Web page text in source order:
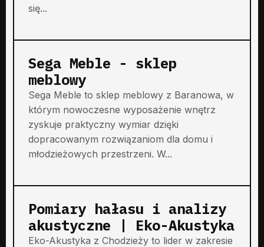
się...
Sega Meble - sklep
meblowy
Sega Meble to sklep meblowy z Baranowa, w
którym nowoczesne wyposażenie wnętrz
zyskuje praktyczny wymiar dzięki
dopracowanym rozwiązaniom dla domu i
młodzieżowych przestrzeni. W...
Pomiary hałasu i analizy
akustyczne | Eko-Akustyka
Eko-Akustyka z Chodzieży to lider w zakresie